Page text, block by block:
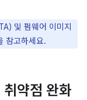
및 펌웨어 이미지
참고하세요.
약점 완화